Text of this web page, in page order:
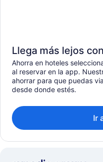
Llega más lejos
Ahorra en hoteles
al reservar en la app.
ahorrar para que puedas
desde donde estés.
Ir